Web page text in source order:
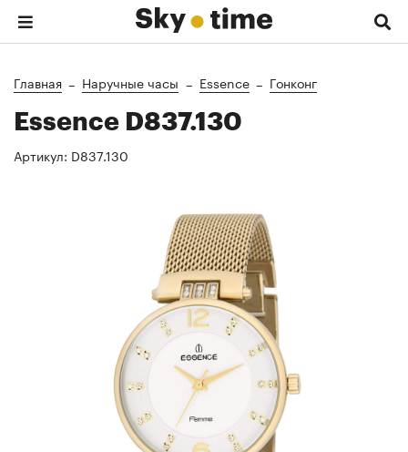
Главная Наручные часы Essence Гонконг
Essence D837.130
Артикул: D837.130